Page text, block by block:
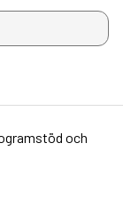
kommer att visas
och